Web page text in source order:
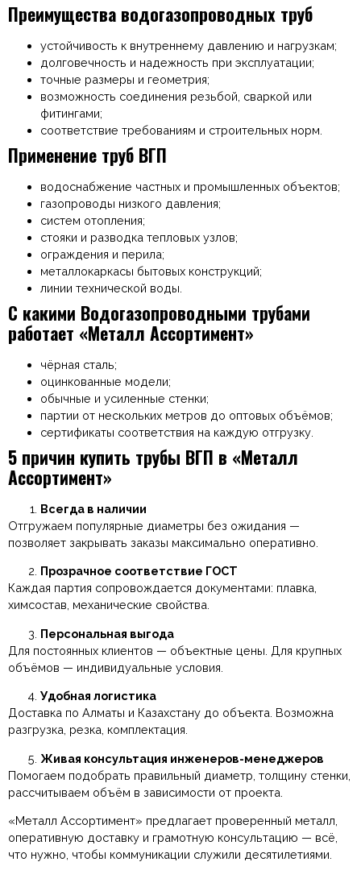
Преимущества водогазопроводных труб
устойчивость к внутреннему давлению и нагрузкам;
долговечность и надежность при эксплуатации;
точные размеры и геометрия;
возможность соединения резьбой, сваркой или
фитингами;
соответствие требованиям и строительных норм.
Применение труб ВГП
водоснабжение частных и промышленных объектов;
газопроводы низкого давления;
систем отопления;
стояки и разводка тепловых узлов;
ограждения и перила;
металлокаркасы бытовых конструкций;
линии технической воды.
С какими Водогазопроводными трубами
работает «Металл Ассортимент»
чёрная сталь;
оцинкованные модели;
обычные и усиленные стенки;
партии от нескольких метров до оптовых объёмов;
сертификаты соответствия на каждую отгрузку.
5 причин купить трубы ВГП в «Металл
Ассортимент»
Всегда в наличии
Отгружаем популярные диаметры без ожидания —
позволяет закрывать заказы максимально оперативно.
Прозрачное соответствие ГОСТ
Каждая партия сопровождается документами: плавка,
химсостав, механические свойства.
Персональная выгода
Для постоянных клиентов — объектные цены. Для крупных
объёмов — индивидуальные условия.
Удобная логистика
Доставка по Алматы и Казахстану до объекта. Возможна
разгрузка, резка, комплектация.
Живая консультация инженеров-менеджеров
Помогаем подобрать правильный диаметр, толщину стенки,
рассчитываем объём в зависимости от проекта.
«Металл Ассортимент» предлагает проверенный металл,
оперативную доставку и грамотную консультацию — всё,
что нужно, чтобы коммуникации служили десятилетиями.